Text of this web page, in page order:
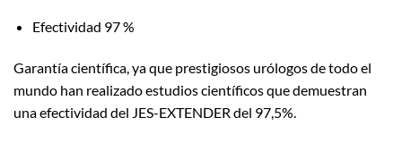
Efectividad 97 %
Garantía científica, ya que prestigiosos urólogos de todo el
mundo han realizado estudios científicos que demuestran
una efectividad del JES-EXTENDER del 97,5%.